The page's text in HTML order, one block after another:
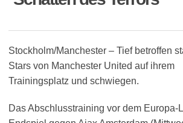
Stockholm/Manchester – Tief betroffen
Stars von Manchester United auf ihrem
Trainingsplatz und schwiegen.
Das Abschlusstraining vor dem Europa-